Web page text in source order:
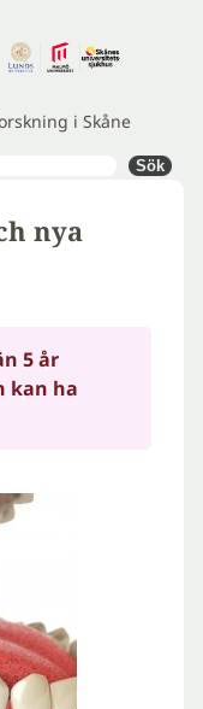
i Skåne
Sök
nya
5 år
kan ha